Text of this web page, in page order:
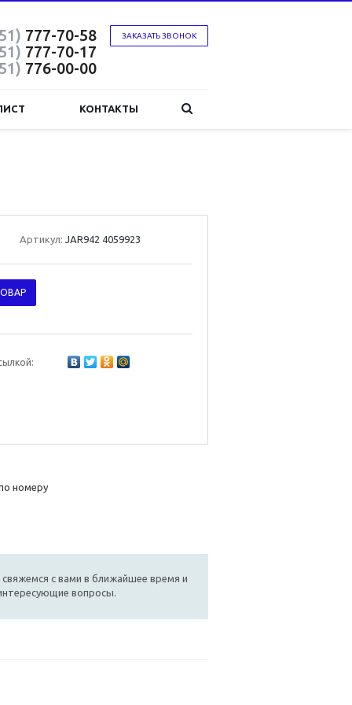
ЗАКАЗАТЬ ЗВОНОК
777-70-58
777-70-17
776-00-00
КОНТАКТЫ
Артикул:JAR942 4059923
номеру
с вами в ближайшее время и
вопросы.